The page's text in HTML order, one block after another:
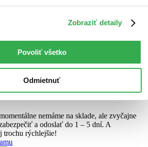
Zobraziť detaily
Povoliť všetko
Odmietnuť
beings he has created... an enigma
that shine through the mists that envelop
nemáme na sklade, ale zvyčajne
a odoslať do 1 – 5 dní. A
trochu rýchlejšie!